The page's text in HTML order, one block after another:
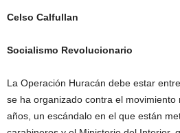
Celso Calfullan
Socialismo Revolucionario
La Operación Huracán debe estar
se ha organizado contra el movimiento
años, un escándalo en el que están